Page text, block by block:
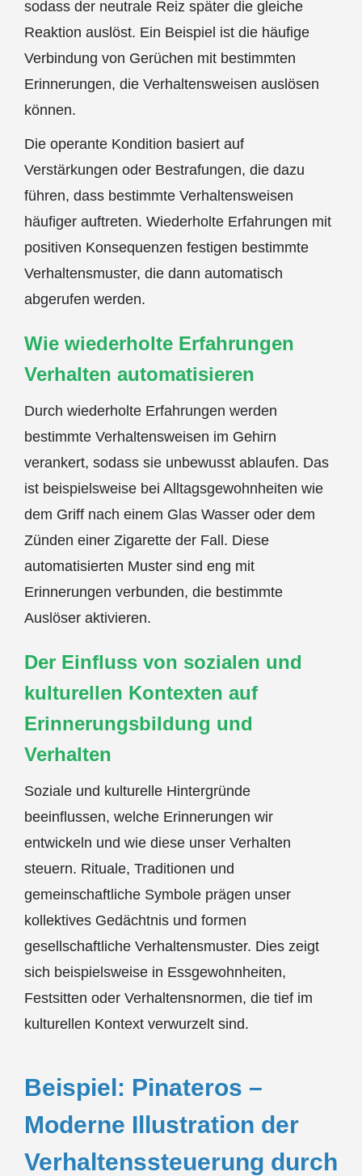
sodass der neutrale Reiz später die gleiche
Reaktion auslöst. Ein Beispiel ist die häufige
Verbindung von Gerüchen mit bestimmten
Erinnerungen, die Verhaltensweisen auslösen
können.
Die operante Kondition basiert auf
Verstärkungen oder Bestrafungen, die dazu
führen, dass bestimmte Verhaltensweisen
häufiger auftreten. Wiederholte Erfahrungen mit
positiven Konsequenzen festigen bestimmte
Verhaltensmuster, die dann automatisch
abgerufen werden.
Wie wiederholte Erfahrungen
Verhalten automatisieren
Durch wiederholte Erfahrungen werden
bestimmte Verhaltensweisen im Gehirn
verankert, sodass sie unbewusst ablaufen. Das
ist beispielsweise bei Alltagsgewohnheiten wie
dem Griff nach einem Glas Wasser oder dem
Zünden einer Zigarette der Fall. Diese
automatisierten Muster sind eng mit
Erinnerungen verbunden, die bestimmte
Auslöser aktivieren.
Der Einfluss von sozialen und
kulturellen Kontexten auf
Erinnerungsbildung und
Verhalten
Soziale und kulturelle Hintergründe
beeinflussen, welche Erinnerungen wir
entwickeln und wie diese unser Verhalten
steuern. Rituale, Traditionen und
gemeinschaftliche Symbole prägen unser
kollektives Gedächtnis und formen
gesellschaftliche Verhaltensmuster. Dies zeigt
sich beispielsweise in Essgewohnheiten,
Festsitten oder Verhaltensnormen, die tief im
kulturellen Kontext verwurzelt sind.
Beispiel: Pinateros –
Moderne Illustration der
Verhaltenssteuerung durch